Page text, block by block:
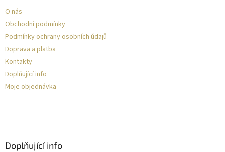
O nás
Obchodní podmínky
Podmínky ochrany osobních údajů
Doprava a platba
Kontakty
Doplňující info
Moje objednávka
Doplňující info